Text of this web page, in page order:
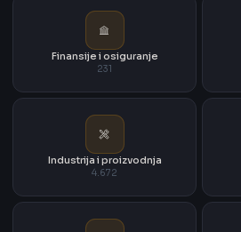
Finansije i osiguranje
231
Industrija i proizvodnja
4.672